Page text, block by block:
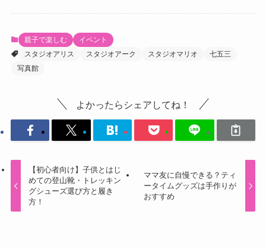
親子で楽しむ
イベント
スタジオアリス
スタジオアーク スタジオマリオ
七五三
写真館
よかったらシェアしてね！
【初心者向け】子供とはじ
めての登山靴・トレッキン
グシューズ選び方と履き
方！
ママ友に自慢できる？ティ
ータイムグッズは手作りが
おすすめ